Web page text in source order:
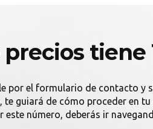
precios
por el formulario de contacto y
guiará de cómo proceder en
este número, deberás ir